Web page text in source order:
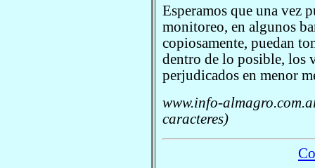
Esperamos que una vez
monitoreo, en algunos
copiosamente, puedan
dentro de lo posible, los
perjudicados en menor
www.info-
caracteres)